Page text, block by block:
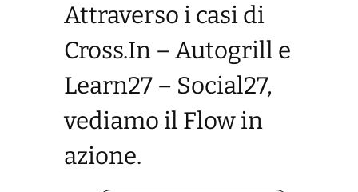
Attraverso i casi di
Cross.In – Autogrill e
Learn27 – Social27,
vediamo il Flow in
azione.